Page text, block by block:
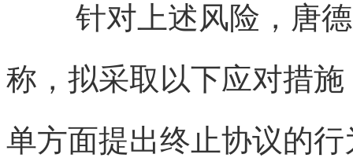
针对上述风险，唐
称，拟采取以下应对措
单方面提出终止协议的